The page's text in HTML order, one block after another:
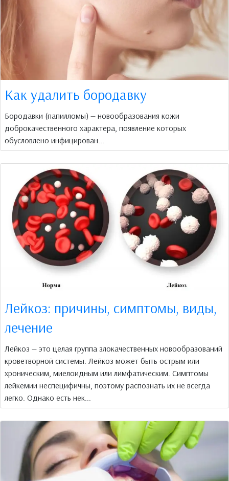
Как удалить бородавку
Бородавки (папилломы) — новообразования кожи
доброкачественного характера, появление которых
обусловлено инфицирован...
Лейкоз: причины, симптомы, виды,
лечение
Лейкоз — это целая группа злокачественных новообразований
кроветворной системы. Лейкоз может быть острым или
хроническим, миелоидным или лимфатическим. Симптомы
лейкемии неспецифичны, поэтому распознать их не всегда
легко. Однако есть нек...